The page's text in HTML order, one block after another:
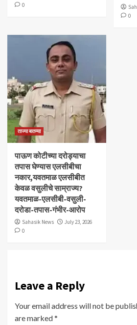
0
0
ताज्या बातम्या
पाऊण कोटीच्या दरोड्याचा
तपास घेण्यास एलसीबीचा
नकार,यवतमाळ एलसीबीत
केवळ वसुलीचे साम्राज्य?
यवतमाळ-एलसीबी-वसुली-
दरोडा-तपास-गंभीर-आरोप
Sahasik News
July 23, 2026
0
Leave a Reply
Your email address will not be
are marked*